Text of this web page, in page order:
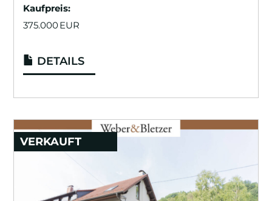
Kaufpreis:
375.000 EUR
DETAILS
VERKAUFT